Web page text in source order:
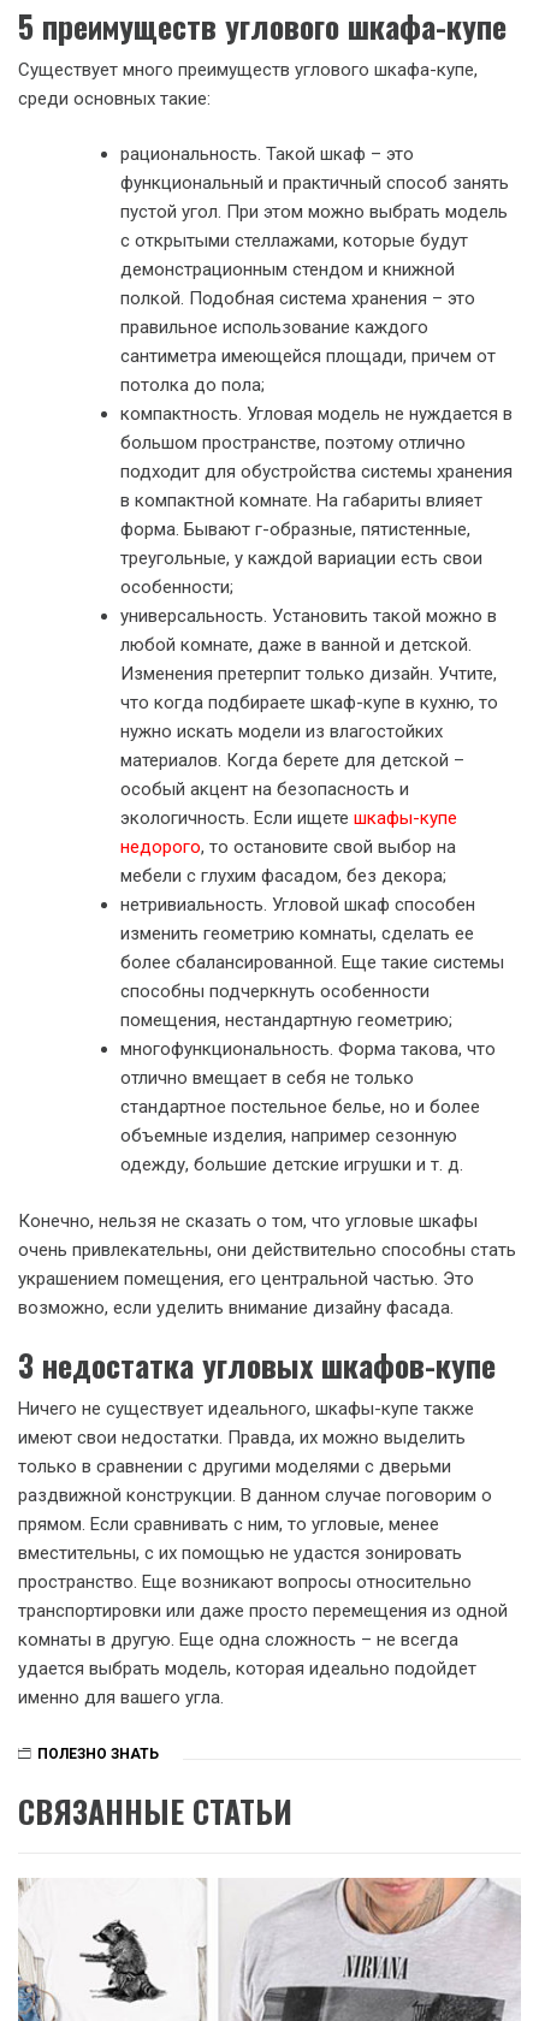
5 преимуществ углового шкафа-купе
Существует много преимуществ углового шкафа-купе,
среди основных такие:
рациональность. Такой шкаф – это
функциональный и практичный способ занять
пустой угол. При этом можно выбрать модель
с открытыми стеллажами, которые будут
демонстрационным стендом и книжной
полкой. Подобная система хранения – это
правильное использование каждого
сантиметра имеющейся площади, причем от
потолка до пола;
компактность. Угловая модель не нуждается в
большом пространстве, поэтому отлично
подходит для обустройства системы хранения
в компактной комнате. На габариты влияет
форма. Бывают г-образные, пятистенные,
треугольные, у каждой вариации есть свои
особенности;
универсальность. Установить такой можно в
любой комнате, даже в ванной и детской.
Изменения претерпит только дизайн. Учтите,
что когда подбираете шкаф-купе в кухню, то
нужно искать модели из влагостойких
материалов. Когда берете для детской –
особый акцент на безопасность и
экологичность. Если ищете шкафы-купе
недорого, то остановите свой выбор на
мебели с глухим фасадом, без декора;
нетривиальность. Угловой шкаф способен
изменить геометрию комнаты, сделать ее
более сбалансированной. Еще такие системы
способны подчеркнуть особенности
помещения, нестандартную геометрию;
многофункциональность. Форма такова, что
отлично вмещает в себя не только
стандартное постельное белье, но и более
объемные изделия, например сезонную
одежду, большие детские игрушки и т. д.
Конечно, нельзя не сказать о том, что угловые шкафы
очень привлекательны, они действительно способны стать
украшением помещения, его центральной частью. Это
возможно, если уделить внимание дизайну фасада.
3 недостатка угловых шкафов-купе
Ничего не существует идеального, шкафы-купе также
имеют свои недостатки. Правда, их можно выделить
только в сравнении с другими моделями с дверьми
раздвижной конструкции. В данном случае поговорим о
прямом. Если сравнивать с ним, то угловые, менее
вместительны, с их помощью не удастся зонировать
пространство. Еще возникают вопросы относительно
транспортировки или даже просто перемещения из одной
комнаты в другую. Еще одна сложность – не всегда
удается выбрать модель, которая идеально подойдет
именно для вашего угла.
ПОЛЕЗНО ЗНАТЬ
СВЯЗАННЫЕ СТАТЬИ